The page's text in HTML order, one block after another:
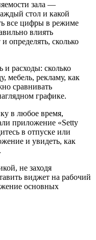
зала —
стол и какой
все цифры в режиме
влиять
определять, сколько
расходы: сколько
мебель, рекламу, как
сравнивать
графике.
в любое время,
приложение «Setty
в отпуске или
и увидеть, как
не заходя
виджет на рабочий
основных